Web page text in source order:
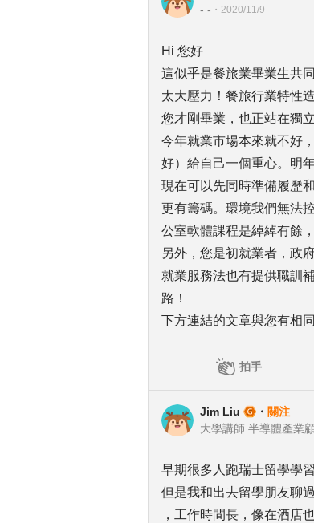
- - ・ 2020/11/9
Hi 您好
這似乎是餐旅業畢業生共
太大壓力！餐旅行業特性
您才剛畢業，也正站在獨
今年就業市場本來就不好
好）給自己一個重心。明
現在可以先同時準備履歷
更有籌碼。環境我們無法
公室軟體課程是綽綽有餘
另外，您是初就業者，政
就業服務法也有提供職訓
路！
下方連結的文章與您有相
拍手
Jim Liu ・ 關注
大學講師 半導體產業
早期很多人跑瑞士留學學
但是我和出去留學朋友聊
，工作時間長，像在酒店